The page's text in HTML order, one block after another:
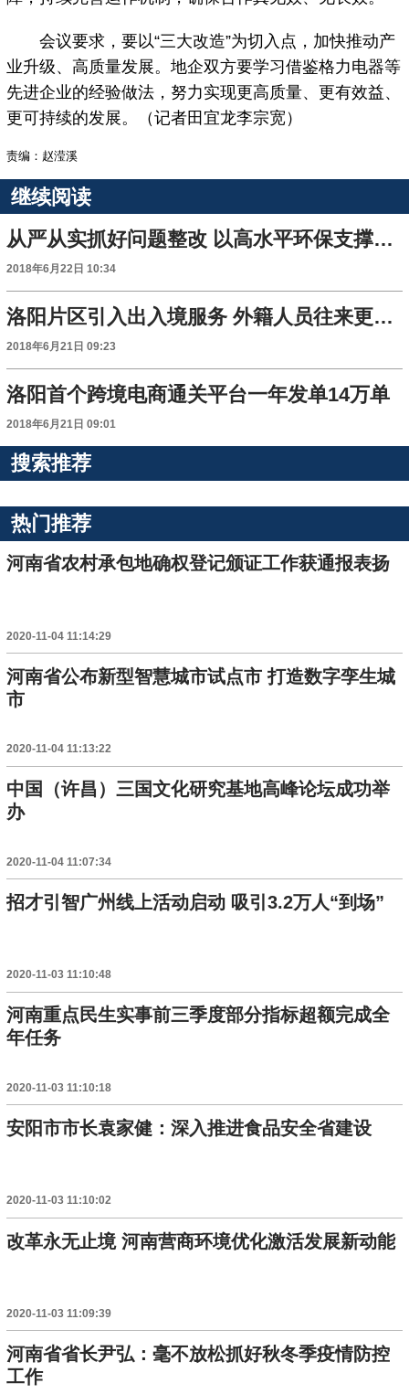
会议要求，要以“三大改造”为切入点，加快推动产
业升级、高质量发展。地企双方要学习借鉴格力电器等
先进企业的经验做法，努力实现更高质量、更有效益、
更可持续的发展。（记者田宜龙李宗宽）
责编：赵滢溪
继续阅读
从严从实抓好问题整改 以高水平环保支撑高质量发展
2018年6月22日 10:34
洛阳片区引入出入境服务 外籍人员往来更便利
2018年6月21日 09:23
洛阳首个跨境电商通关平台一年发单14万单
2018年6月21日 09:01
搜索推荐
热门推荐
河南省农村承包地确权登记颁证工作获通报表扬
2020-11-04 11:14:29
河南省公布新型智慧城市试点市 打造数字孪生城
市
2020-11-04 11:13:22
中国（许昌）三国文化研究基地高峰论坛成功举
办
2020-11-04 11:07:34
招才引智广州线上活动启动 吸引3.2万人“到场”
2020-11-03 11:10:48
河南重点民生实事前三季度部分指标超额完成全
年任务
2020-11-03 11:10:18
安阳市市长袁家健：深入推进食品安全省建设
2020-11-03 11:10:02
改革永无止境 河南营商环境优化激活发展新动能
2020-11-03 11:09:39
河南省省长尹弘：毫不放松抓好秋冬季疫情防控
工作